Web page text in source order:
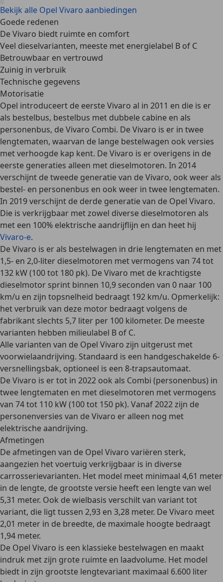
Bekijk alle Opel Vivaro aanbiedingen
Goede redenen
De Vivaro biedt ruimte en comfort
Veel dieselvarianten, meeste met energielabel B of C
Betrouwbaar en vertrouwd
Zuinig in verbruik
Technische gegevens
Motorisatie
Opel introduceert de eerste Vivaro al in 2011 en die is er
als bestelbus, bestelbus met dubbele cabine en als
personenbus, de Vivaro Combi. De Vivaro is er in twee
lengtematen, waarvan de lange bestelwagen ook versies
met verhoogde kap kent. De Vivaro is er overigens in de
eerste generaties alleen met dieselmotoren. In 2014
verschijnt de tweede generatie van de Vivaro, ook weer als
bestel- en personenbus en ook weer in twee lengtematen.
In 2019 verschijnt de derde generatie van de Opel Vivaro.
Die is verkrijgbaar met zowel diverse dieselmotoren als
met een 100% elektrische aandrijflijn en dan heet hij
Vivaro-e.
De Vivaro is er als bestelwagen in drie lengtematen en met
1,5- en 2,0-liter dieselmotoren met vermogens van 74 tot
132 kW (100 tot 180 pk). De Vivaro met de krachtigste
dieselmotor sprint binnen 10,9 seconden van 0 naar 100
km/u en zijn topsnelheid bedraagt 192 km/u. Opmerkelijk:
het verbruik van deze motor bedraagt volgens de
fabrikant slechts 5,7 liter per 100 kilometer. De meeste
varianten hebben milieulabel B of C.
Alle varianten van de Opel Vivaro zijn uitgerust met
voorwielaandrijving. Standaard is een handgeschakelde 6-
versnellingsbak, optioneel is een 8-trapsautomaat.
De Vivaro is er tot in 2022 ook als Combi (personenbus) in
twee lengtematen en met dieselmotoren met vermogens
van 74 tot 110 kW (100 tot 150 pk). Vanaf 2022 zijn de
personenversies van de Vivaro eralleen nog met
elektrische aandrijving.
Afmetingen
De afmetingen van de Opel Vivaro variëren sterk,
aangezien het voertuig verkrijgbaar is in diverse
carrosserievarianten. Het model meet minimaal 4,61 meter
in de lengte, de grootste versie heeft een lengte van wel
5,31 meter. Ook de wielbasis verschilt van variant tot
variant, die ligt tussen 2,93 en 3,28 meter. De Vivaro meet
2,01 meter in de breedte, de maximale hoogte bedraagt
1,94 meter.
De Opel Vivaro is een klassieke bestelwagen en maakt
indruk met zijn grote ruimte en laadvolume. Het model
biedt in zijn grootste lengtevariant maximaal 6.600 liter